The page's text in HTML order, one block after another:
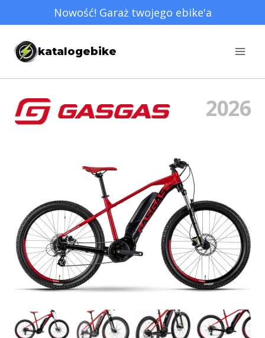
do
treści
Nowość! Garaż twojego ebike'a
katalogebike
2026